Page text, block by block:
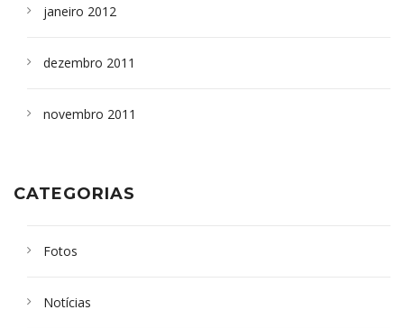
janeiro 2012
dezembro 2011
novembro 2011
CATEGORIAS
Fotos
Notícias